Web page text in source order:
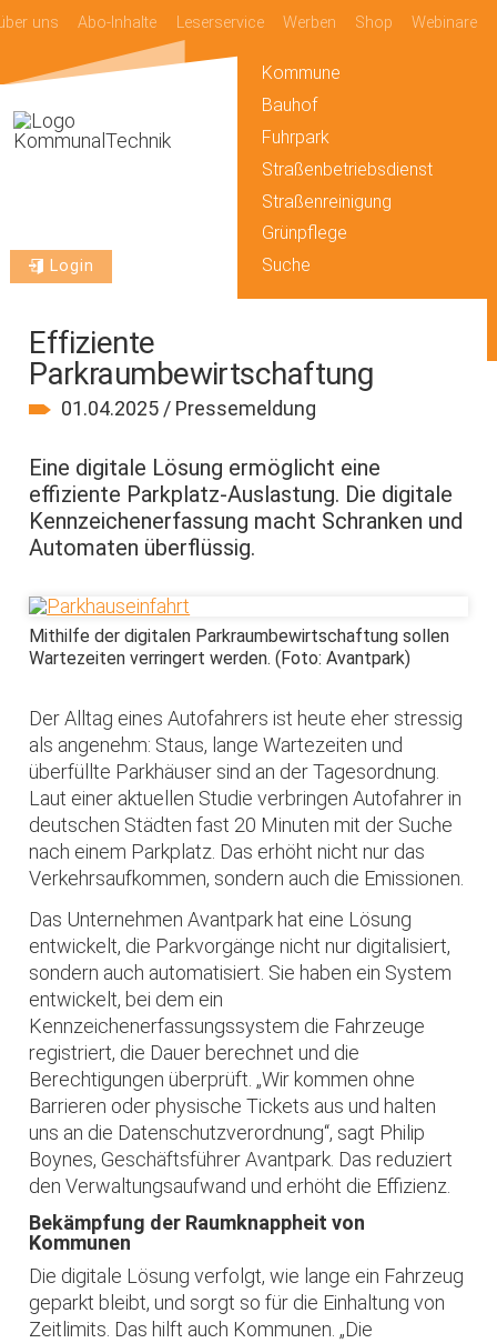
uns Abo-Inhalte Leserservice Werben Shop Webinare
Login
Kommune
Bauhof
Fuhrpark
Straßenbetriebsdienst
Straßenreinigung
Grünpflege
Suche
Effiziente
Parkraumbewirtschaftung
01.04.2025 / Pressemeldung
Eine digitale Lösung ermöglicht eine
effiziente Parkplatz-Auslastung. Die digitale
Kennzeichenerfassung macht Schranken und
Automaten überflüssig.
Mithilfe der digitalen Parkraumbewirtschaftung sollen
Wartezeiten verringert werden. (Foto: Avantpark)
Der Alltag eines Autofahrers ist heute eher stressig
als angenehm: Staus, lange Wartezeiten und
überfüllte Parkhäuser sind an der Tagesordnung.
Laut einer aktuellen Studie verbringen Autofahrer in
deutschen Städten fast 20 Minuten mit der Suche
nach einem Parkplatz. Das erhöht nicht nur das
Verkehrsaufkommen, sondern auch die Emissionen.
Das Unternehmen Avantpark hat eine Lösung
entwickelt, die Parkvorgänge nicht nur digitalisiert,
sondern auch automatisiert. Sie haben ein System
entwickelt, bei dem ein
Kennzeichenerfassungssystem die Fahrzeuge
registriert, die Dauer berechnet und die
Berechtigungen überprüft. „Wir kommen ohne
Barrieren oder physische Tickets aus und halten
uns an die Datenschutzverordnung“, sagt Philip
Boynes, Geschäftsführer Avantpark. Das reduziert
den Verwaltungsaufwand und erhöht die Effizienz.
Bekämpfung der Raumknappheit von
Kommunen
Die digitale Lösung verfolgt, wie lange ein Fahrzeug
geparkt bleibt, und sorgt so für die Einhaltung von
Zeitlimits. Das hilft auch Kommunen. „Die